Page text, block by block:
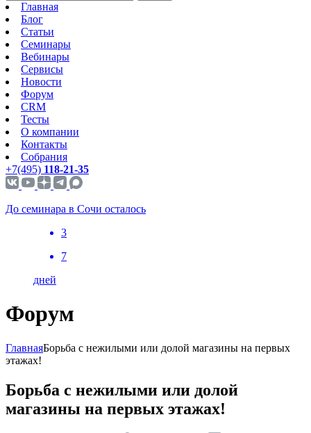
Главная
Блог
Статьи
Семинары
Вебинары
Сервисы
Новости
Форум
CRM
Тесты
О компании
Контакты
Собрания
+7(495) 118-21-35
До семинара в Сочи осталось
3
7
дней
Форум
ГлавнаяБорьба с нежилыми или долой магазины на первых
этажах!
Борьба с нежилыми или долой
магазины на первых этажах!